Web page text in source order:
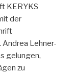
KERYKS
der
Lehner-
gelungen,
zu